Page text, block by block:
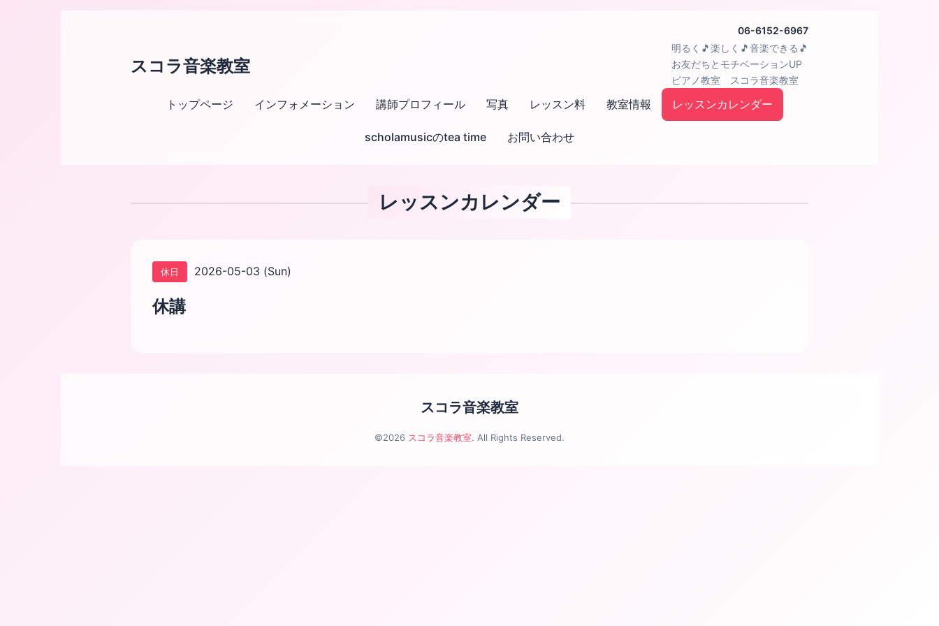
06-6152-6967
スコラ音楽教室
明るく🎵楽しく🎵音楽できる🎵
お友だちとモチベーションUP
ピアノ教室 スコラ音楽教室
トップページ インフォメーション 講師プロフィール 写真 レッスン料 教室情報 レッスンカレンダー
scholamusicのtea time お問い合わせ
レッスンカレンダー
休日 2026-05-03 (Sun)
休講
スコラ音楽教室
©2026 スコラ音楽教室. All Rights Reserved.